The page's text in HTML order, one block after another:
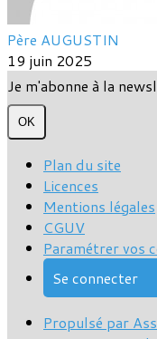
Père AUGUSTIN
19 juin 2025
Je m'abonne à la
OK
Plan du site
Licences
Mentions légales
CGUV
Paramétrer vos
Se connecter
Propulsé par